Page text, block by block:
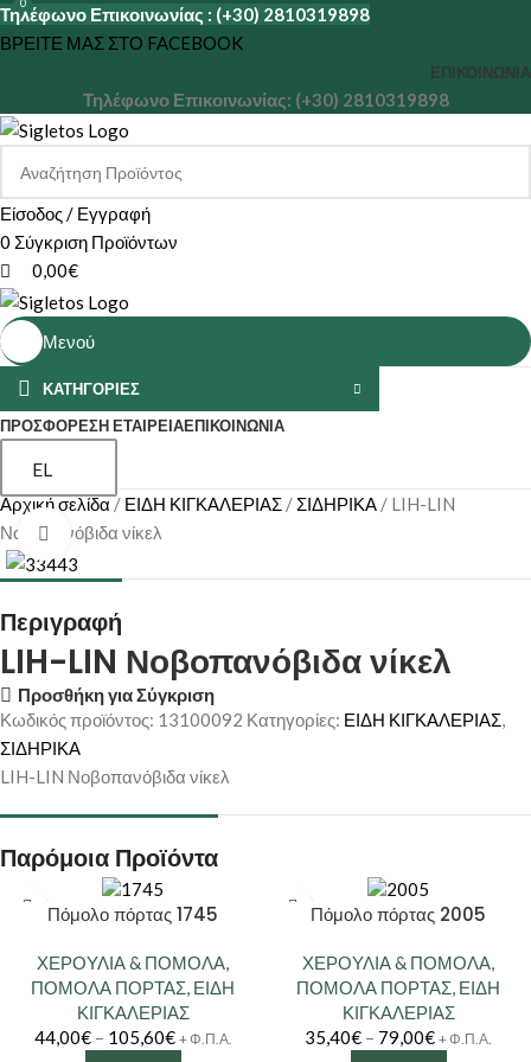
Τηλέφωνο Επικοινωνίας : (+30) 2810319898
ΒΡΕΙΤΕ ΜΑΣ ΣΤΟ FACEBOOK
ΕΠΙΚΟΙΝΩΝΊΑ
Τηλέφωνο Επικοινωνίας: (+30) 2810319898
Είσοδος / Εγγραφή
0 Σύγκριση Προϊόντων
0
0,00€
Μενού
ΚΑΤΗΓΟΡΙΕΣ
ΠΡΟΣΦΟΡΕΣΗ ΕΤΑΙΡΕΊΑΕΠΙΚΟΙΝΩΝΊΑ
EL
Αρχική σελίδα ΕΙΔΗ ΚΙΓΚΑΛΕΡΙΑΣ ΣΙΔΗΡΙΚΑ
LIH-LIN
Νοβοπανόβιδα νίκελ
Κάντε κλικ για μεγέθυνση
Περιγραφή
LIH-LIN Νοβοπανόβιδα νίκελ
Προσθήκη για Σύγκριση
Κωδικός προϊόντος: 13100092 Κατηγορίες: ΕΙΔΗ ΚΙΓΚΑΛΕΡΙΑΣ,
ΣΙΔΗΡΙΚΑ
LIH-LIN Νοβοπανόβιδα νίκελ
Παρόμοια Προϊόντα
Πόμολο πόρτας 1745
ΧΕΡΟΥΛΙΑ & ΠΟΜΟΛΑ
ΠΟΜΟΛΑ ΠΟΡΤΑΣ ΕΙΔΗ
ΚΙΓΚΑΛΕΡΙΑΣ
44,00€ – 105,60€ + Φ.Π.Α.
Πόμολο πόρτας 2005
ΧΕΡΟΥΛΙΑ & ΠΟΜΟΛΑ
ΠΟΜΟΛΑ ΠΟΡΤΑΣ ΕΙΔΗ
ΚΙΓΚΑΛΕΡΙΑΣ
35,40€ – 79,00€ + Φ.Π.Α.